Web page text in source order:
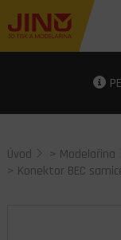
Úvod > Modelařina
> Konektor BEC